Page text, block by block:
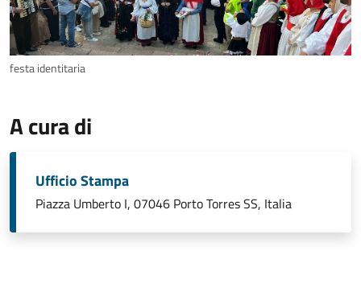
festa identitaria
A cura di
Ufficio Stampa
Piazza Umberto I, 07046 Porto Torres SS, Italia